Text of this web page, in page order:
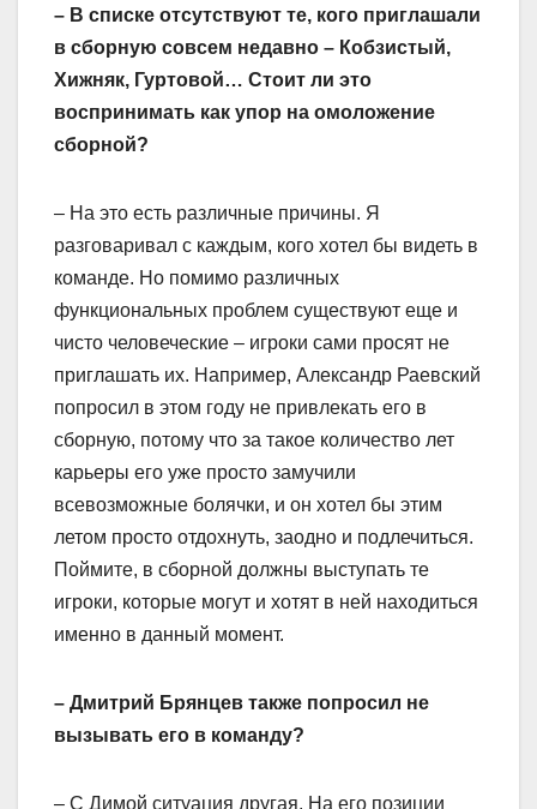
– В списке отсутствуют те, кого приглашали
в сборную совсем недавно – Кобзистый,
Хижняк, Гуртовой… Стоит ли это
воспринимать как упор на омоложение
сборной?
– На это есть различные причины. Я
разговаривал с каждым, кого хотел бы видеть в
команде. Но помимо различных
функциональных проблем существуют еще и
чисто человеческие – игроки сами просят не
приглашать их. Например, Александр Раевский
попросил в этом году не привлекать его в
сборную, потому что за такое количество лет
карьеры его уже просто замучили
всевозможные болячки, и он хотел бы этим
летом просто отдохнуть, заодно и подлечиться.
Поймите, в сборной должны выступать те
игроки, которые могут и хотят в ней находиться
именно в данный момент.
– Дмитрий Брянцев также попросил не
вызывать его в команду?
– С Димой ситуация другая. На его позиции